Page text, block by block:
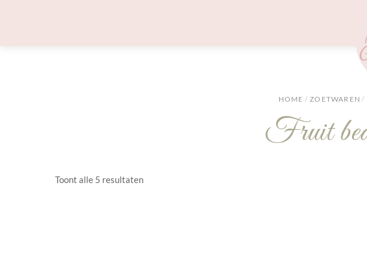
HOME /ZOETWAREN /
Fruit
Toont alle 5 resultaten